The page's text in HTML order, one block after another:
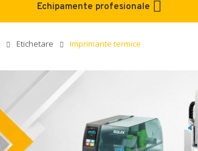
Echipamente profesionale
Etichetare Imprimante termice